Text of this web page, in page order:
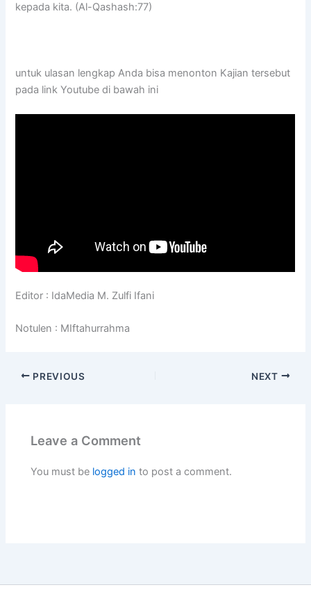
kepada kita. (Al-Qashash:77)
untuk ulasan lengkap Anda bisa menonton Kajian tersebut
pada link Youtube di bawah ini
Editor : IdaMedia M. Zulfi Ifani
Notulen : MIftahurrahma
PREVIOUS NEXT
Leave a Comment
You must be logged in to post a comment.